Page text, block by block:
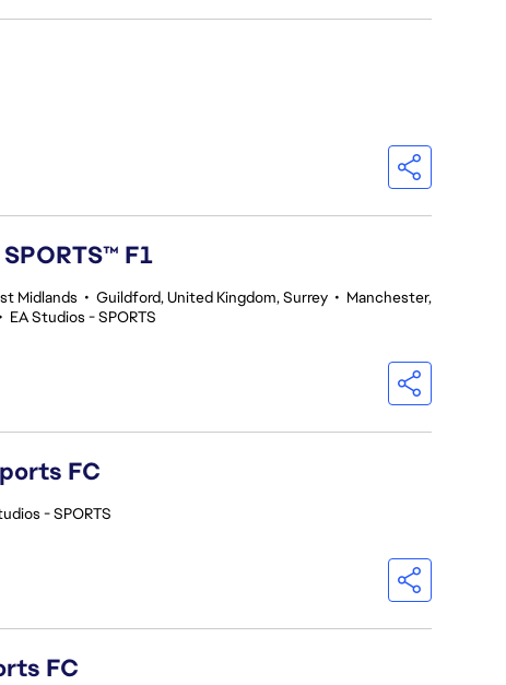
F1
Midlands • Guildford, United Kingdom, Surrey • Manchester,
• EA Studios - SPORTS
FC
- SPORTS
FC